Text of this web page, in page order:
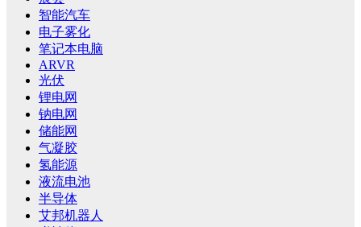
智能汽车
电子雾化
笔记本电脑
ARVR
光伏
锂电网
钠电网
储能网
气凝胶
氢能源
液流电池
半导体
艾邦机器人